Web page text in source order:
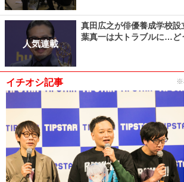
人気連載
真田広之が俳優養成学校
葉真一は大トラブルに…ど
イチオシ記事 ※